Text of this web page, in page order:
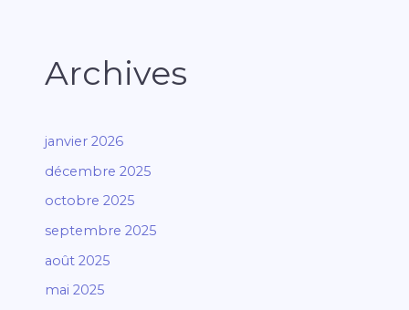
Archives
janvier 2026
décembre 2025
octobre 2025
septembre 2025
août 2025
mai 2025